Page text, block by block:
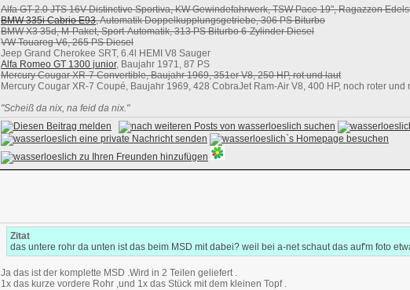
Alfa GT 2.0 JTS 16V Distinctive Sportiva, KW Gewindefahrwerk, TSW Pace 19", Ragazzon
BMW 335i Cabrio E93, Automatik Doppelkupplungsgetriebe, 306 PS Biturbo
BMW X3 35d, M-Paket, Sport-Automatik, 313 PS Biturbo 6-Zylinder Diesel
VW Touareg V6, 265 PS Diesel
Jeep Grand Cherokee SRT, 6.4l HEMI V8 Sauger
Alfa Romeo GT 1300 junior, Baujahr 1971, 87 PS
Mercury Cougar XR-7 Convertible, Baujahr 1969, 351er V8, 250 HP, rot und laut
Mercury Cougar XR-7 Coupé, Baujahr 1969, 428 CobraJet Ram-Air V8, 400 HP, noch roter und
"Scheiß da nix, na feid da nix."
Zitat
das untere rohr da unten ist das beim MSD mit dabei? weil bei a-net schaut das auf'm foto
Ja das ist der komplette MSD .Wird in 2 Teilen geliefert .
1x das kurze vordere Rohr ,und 1x das Stück mit dem kleinen Topf .